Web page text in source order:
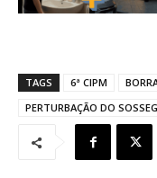
TAGS 6ª CIPM
PERTURBAÇÃO DO